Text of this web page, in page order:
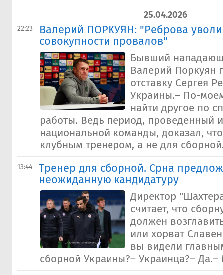
25.04.2026
22:23
Валерий ПОРКУЯН: "Реброва
совокупности провалов"
Бывший
Валерий Поркуян
отставку Сергея
Украины.– По-
найти другое по
работы. Ведь период, проведенный
национальной команды, доказал,
клубным тренером, а не для
13:44
Тренер для сборной. Срна
неожиданную кандидатуру
Директор
считает, что
должен
или хорват
вы видели
сборной Украины?– Украинца?– Да.–